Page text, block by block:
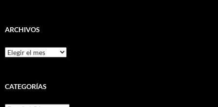
ARCHIVOS
Archivos
CATEGORÍAS